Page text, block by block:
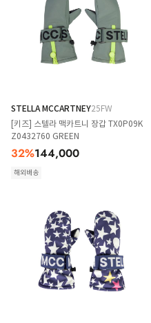
STELLA MCCARTNEY25FW
[키즈] 스텔라 맥카트니 장갑 TX0P09K
Z0432760 GREEN
32%144,000
해외배송